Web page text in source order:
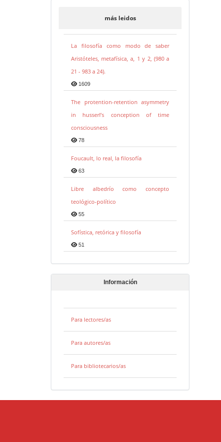
más leidos
La filosofía como modo de saber
Aristóteles, metafísica, a, 1 y 2, (980 a
21 - 983 a 24).
1609
The protention-retention asymmetry
in husserl’s conception of time
consciousness
78
Foucault, lo real, la filosofía
63
Libre albedrío como concepto
teológico-político
55
Sofística, retórica y filosofía
51
Información
Para lectores/as
Para autores/as
Para bibliotecarios/as